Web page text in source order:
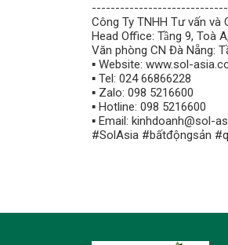
Công Ty TNHH Tư vấn và
Head Office: Tầng 9, Toà
Văn phòng CN Đà Nẵng:
▪️ Website: www.sol-
▪️ Tel: 024 66866228
▪️ Zalo: 098 5216600
▪️ Hotline: 098 5216600
▪️ Email: kinhdoanh@sol-
#SolAsia #bấtđộngsản